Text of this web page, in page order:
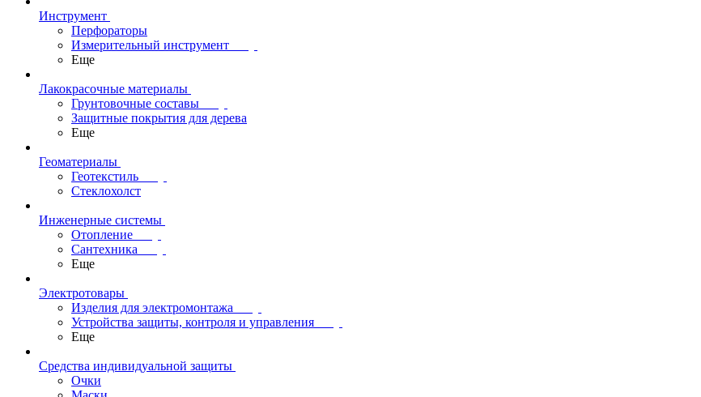
Инструмент
Перфораторы
Измерительный инструмент
Еще
Лакокрасочные материалы
Грунтовочные составы
Защитные покрытия для дерева
Еще
Геоматериалы
Геотекстиль
Стеклохолст
Инженерные системы
Отопление
Сантехника
Еще
Электротовары
Изделия для электромонтажа
Устройства защиты, контроля и управления
Еще
Средства индивидуальной защиты
Очки